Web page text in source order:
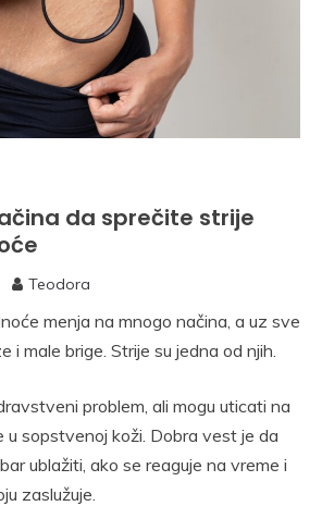
da sprečite strije
Teodora
menja na mnogo načina, a uz sve
i male brige. Strije su jedna od njih.
problem, ali mogu uticati na
sopstvenoj koži. Dobra vest je da
ublažiti, ako se reaguje na vreme i
zaslužuje.